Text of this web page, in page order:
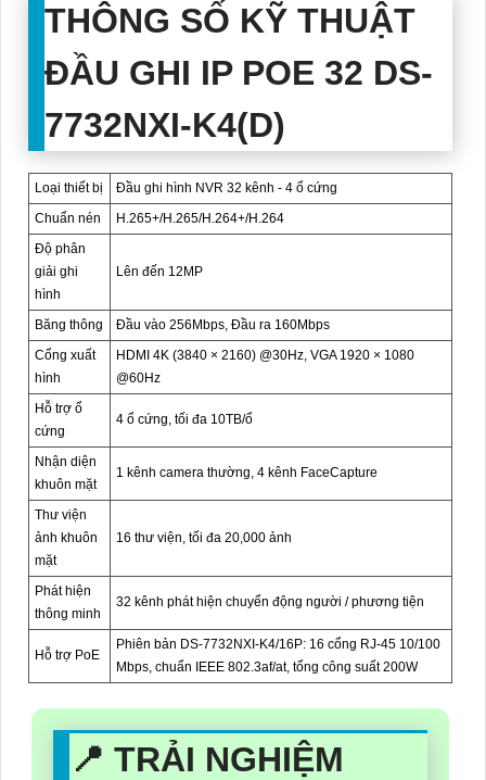
THÔNG SỐ KỸ THUẬT
ĐẦU GHI IP POE 32 DS-
7732NXI-K4(D)
Loại thiết bị
Đầu ghi hình NVR 32 kênh - 4 ổ cứng
Chuẩn nén
H.265+/H.265/H.264+/H.264
Độ phân
giải ghi
hình
Lên đến 12MP
Băng thông
Đầu vào 256Mbps, Đầu ra 160Mbps
Cổng xuất
hình
HDMI 4K (3840 × 2160) @30Hz, VGA 1920 × 1080
@60Hz
Hỗ trợ ổ
cứng
4 ổ cứng, tối đa 10TB/ổ
Nhận diện
khuôn mặt
1 kênh camera thường, 4 kênh FaceCapture
Thư viện
ảnh khuôn
mặt
16 thư viện, tối đa 20,000 ảnh
Phát hiện
thông minh
32 kênh phát hiện chuyển động người / phương tiện
Hỗ trợ PoE
Phiên bản DS-7732NXI-K4/16P: 16 cổng RJ-45 10/100
Mbps, chuẩn IEEE 802.3af/at, tổng công suất 200W
📍 TRẢI NGHIỆM